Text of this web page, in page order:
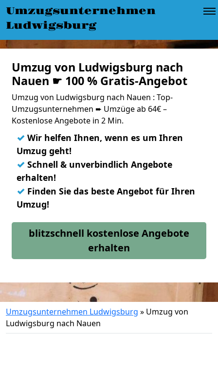
Umzugsunternehmen
Ludwigsburg
Umzug von Ludwigsburg nach
Nauen ☛ 100 % Gratis-Angebot
Umzug von Ludwigsburg nach Nauen : Top-
Umzugsunternehmen ➨ Umzüge ab 64€ –
Kostenlose Angebote in 2 Min.
✓ Wir helfen Ihnen, wenn es um Ihren
Umzug geht!
✓ Schnell & unverbindlich Angebote
erhalten!
✓ Finden Sie das beste Angebot für Ihren
Umzug!
blitzschnell kostenlose Angebote
erhalten
Umzugsunternehmen Ludwigsburg » Umzug von
Ludwigsburg nach Nauen